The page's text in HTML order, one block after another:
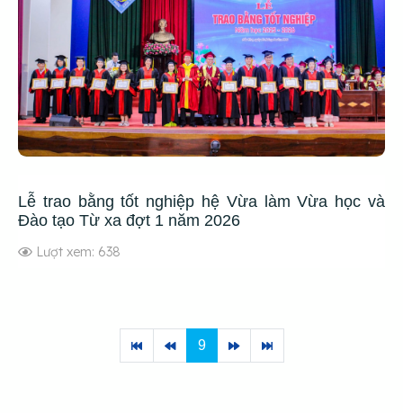
Lễ trao bằng tốt nghiệp hệ Vừa làm Vừa học và
Đào tạo Từ xa đợt 1 năm 2026
Lượt xem: 638
9